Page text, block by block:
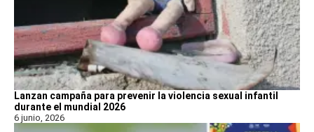
Lanzan campaña para prevenir la violencia sexual infantil
durante el mundial 2026
6 junio, 2026